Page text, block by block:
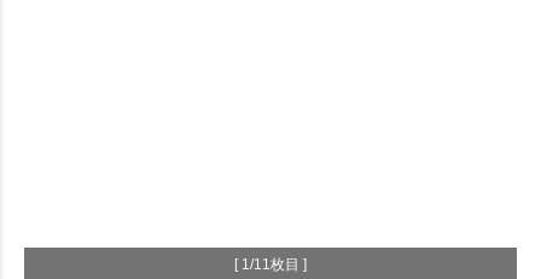
[ 1/11枚目 ]